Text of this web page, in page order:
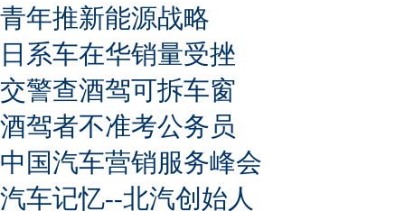
青年推新能源战略
日系车在华销量受挫
交警查酒驾可拆车窗
酒驾者不准考公务员
中国汽车营销服务峰会
汽车记忆--北汽创始人